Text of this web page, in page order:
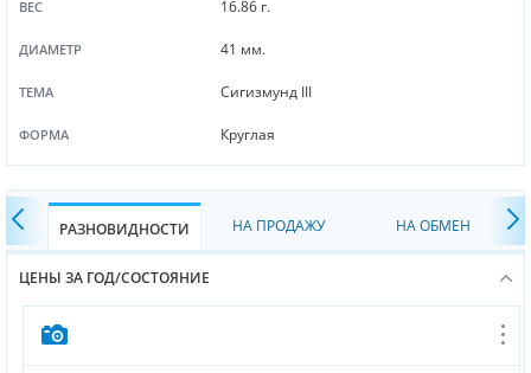
ВЕС 16.86 г.
ДИАМЕТР 41 мм.
ТЕМА Сигизмунд III
ФОРМА Круглая
РАЗНОВИДНОСТИ НА ПРОДАЖУ НА ОБМЕН
ЦЕНЫ ЗА ГОД/СОСТОЯНИЕ